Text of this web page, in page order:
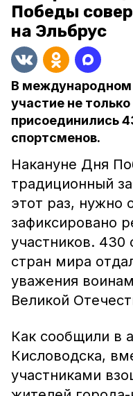
Победы
на Эльбрус
В международном
участие не
присоединились
спортсменов.
Накануне Дня
традиционный
этот раз, нужно
зафиксировано
участников. 430
стран мира
уважения
Великой
Как сообщили в
Кисловодска,
участниками